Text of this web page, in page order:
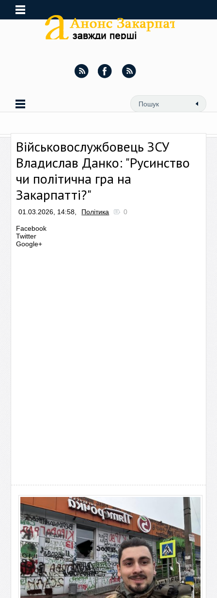
Військовослужбовець ЗСУ
Владислав Данко: "Русинство
чи політична гра на
Закарпатті?"
01.03.2026, 14:58, Політика 0
Facebook
Twitter
Google+